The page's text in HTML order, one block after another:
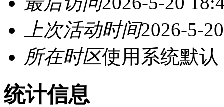
上次活动时间2026-5-
所在时区使用系统默认
统计信息